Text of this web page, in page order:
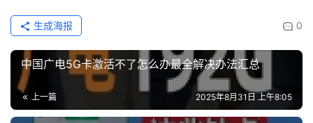
0
生成海报
中国广电5G卡激活不了怎么办最全解决办法汇总
上一篇 2025年8月31日 上午8:05